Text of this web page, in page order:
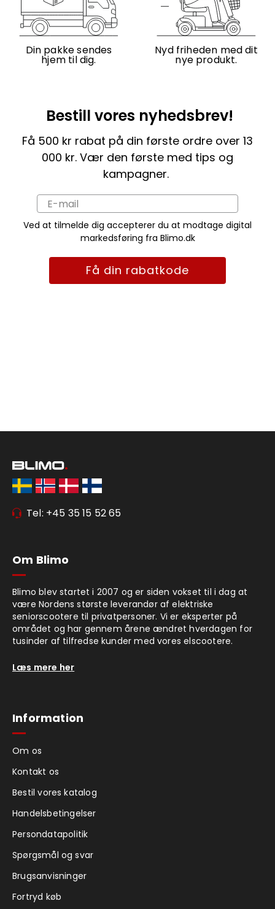
Din pakke sendes
hjem til dig.
Nyd friheden med dit
nye produkt.
Bestill vores nyhedsbrev!
Få 500 kr rabat på din første ordre over 13
000 kr. Vær den første med tips og
kampagner.
Ved at tilmelde dig accepterer du at modtage digital
markedsføring fra Blimo.dk
Få din rabatkode
Tel: +45 35 15 52 65
Om Blimo
Blimo blev startet i 2007 og er siden vokset til i dag at
være Nordens største leverandør af elektriske
seniorscootere til privatpersoner. Vi er eksperter på
området og har gennem årene ændret hverdagen for
tusinder af tilfredse kunder med vores elscootere.
Læs mere her
Information
Om os
Kontakt os
Bestil vores katalog
Handelsbetingelser
Persondatapolitik
Spørgsmål og svar
Brugsanvisninger
Fortryd køb